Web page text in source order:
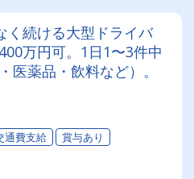
く続ける大型ドライバ
万円可。1日1〜3件中
医薬品・飲料など）。
通費支給 賞与あり